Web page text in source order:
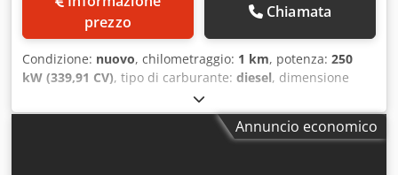
prezzo
Chiamata
Condizione: nuovo, chilometraggio: 1 km, potenza: 250
kW (339,91 CV), tipo di carburante: diesel, dimensione
385/55R22.5, configurazione degli assi:
4x2, passo:5.400 mm, carburante:diesel, colore:bianco,
, tipo di ingranaggio:automatico,
Annuncio economico